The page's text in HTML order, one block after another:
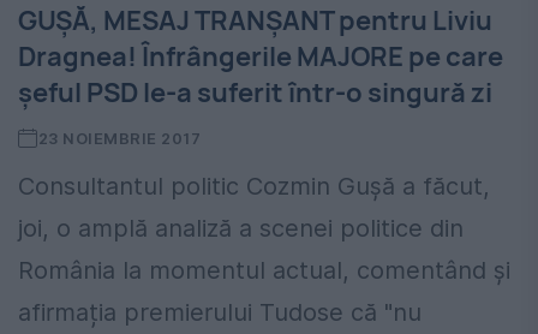
GUȘĂ, MESAJ TRANȘANT pentru Liviu
Dragnea! Înfrângerile MAJORE pe care
șeful PSD le-a suferit într-o singură zi
23 NOIEMBRIE 2017
Consultantul politic Cozmin Gușă a făcut,
joi, o amplă analiză a scenei politice din
România la momentul actual, comentând și
afirmația premierului Tudose că "nu